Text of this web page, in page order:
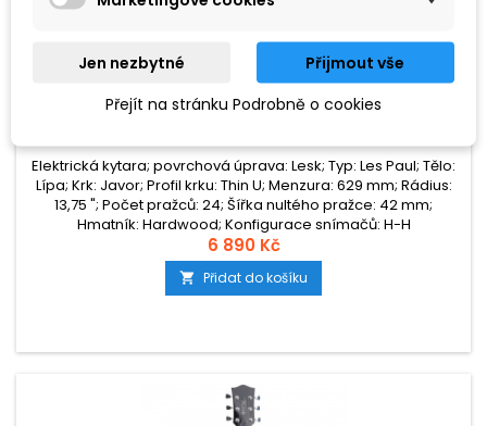
ESP-LTD
ESP LTD EC-10 KIT BLUE
Elektrická kytara; povrchová úprava: Lesk; Typ: Les Paul; Tělo:
Lípa; Krk: Javor; Profil krku: Thin U; Menzura: 629 mm; Rádius:
13,75 "; Počet pražců: 24; Šířka nultého pražce: 42 mm;
Hmatník: Hardwood; Konfigurace snímačů: H-H
6 890 Kč
 Přidat do košíku
Jen nezbytné
Přijmout vše
Přejít na stránku Podrobně o cookies